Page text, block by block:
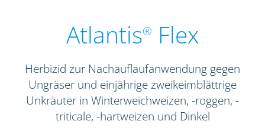
Atlantis® Flex
Herbizid zur Nachauflaufanwendung gegen
Ungräser und einjährige zweikeimblättrige
Unkräuter in Winterweichweizen, -roggen, -
triticale, -hartweizen und Dinkel